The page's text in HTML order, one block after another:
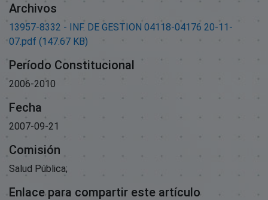
Archivos
13957-8332 - INF. DE GESTION 04118-04176 20-11-
07.pdf (147.67 KB)
Período Constitucional
2006-2010
Fecha
2007-09-21
Comisión
Salud Pública;
Enlace para compartir este artículo